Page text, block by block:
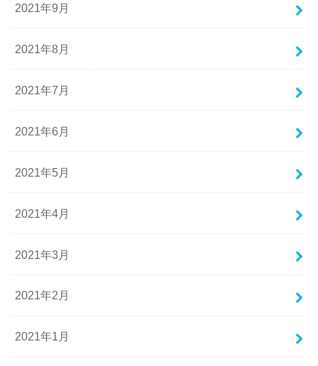
2021年9月
2021年8月
2021年7月
2021年6月
2021年5月
2021年4月
2021年3月
2021年2月
2021年1月